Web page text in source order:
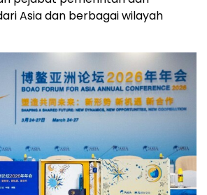
Asia dan berbagai wilayah